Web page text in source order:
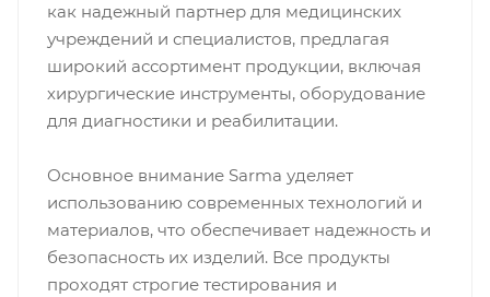
как надежный партнер для медицинских
учреждений и специалистов, предлагая
широкий ассортимент продукции, включая
хирургические инструменты, оборудование
для диагностики и реабилитации.
Основное внимание Sarma уделяет
использованию современных технологий и
материалов, что обеспечивает надежность и
безопасность их изделий. Все продукты
проходят строгие тестирования и